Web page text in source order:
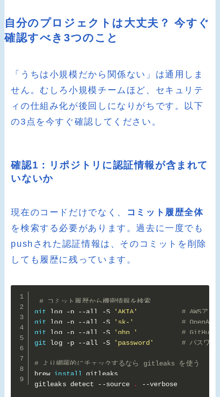
自分のプロジェクトは大丈夫？ 今すぐ
確認すべき3つのこと
「うちは小規模だから関係ない」は通用しま
せん。むしろ小規模チームほど、セキュリテ
ィの仕組み化が後回しになりがちです。以下
の3点を今すぐ確認してください。
確認1：リポジトリに認証情報が含まれて
いないか
現在のコードだけでなく、
コミット履歴全体
を検索する必要があります。過去に一度でも
pushされた認証情報は、そのコミットを削除
しても履歴に残っています。
# コミット履歴から機密情報を検索
git log -p --all -S 'AKIA'
# AWSアク
git log -p --all -S 'sk-'
# OpenAI
git log -p --all -S 'ghp_'
# GitHub
git log -p --all -S 'password' # パスワー
# より網羅的にチェックするなら gitleaks を使う
brew install
gitleaks
gitleaks detect --source
. --verbose